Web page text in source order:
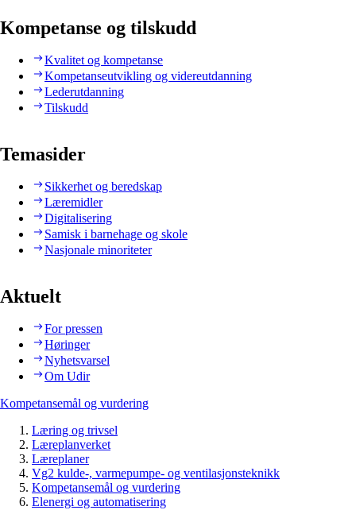
Kompetanse og tilskudd
Kvalitet og kompetanse
Kompetanseutvikling og videreutdanning
Lederutdanning
Tilskudd
Temasider
Sikkerhet og beredskap
Læremidler
Digitalisering
Samisk i barnehage og skole
Nasjonale minoriteter
Aktuelt
For pressen
Høringer
Nyhetsvarsel
Om Udir
Kompetansemål og vurdering
Læring og trivsel
Læreplanverket
Læreplaner
Vg2 kulde-, varmepumpe- og ventilasjonsteknikk
Kompetansemål og vurdering
Elenergi og automatisering